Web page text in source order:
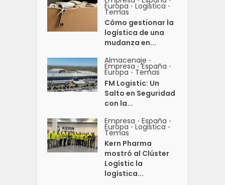
Europa • Logistica •
Temas
Cómo gestionar la
logística de una
mudanza en...
Almacenaje •
Empresa • España •
Europa • Temas
FM Logistic: Un
Salto en Seguridad
con la...
Empresa • España •
Europa • Logistica •
Temas
Kern Pharma
mostró al Clúster
Logístic la
logística...